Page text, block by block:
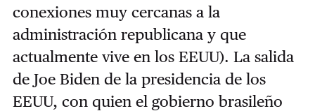
conexiones muy cercanas a la
administración republicana y que
actualmente vive en los EEUU). La salida
de Joe Biden de la presidencia de los
EEUU, con quien el gobierno brasileño